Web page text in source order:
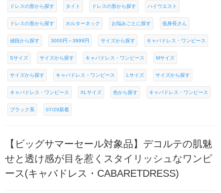
ドレスの形から探す タイト ドレスの形から探す ハイウエスト
ドレスの形から探す ホルターネック お悩みごとに探す 低身長さん
値段から探す 3000円～3999円 サイズから探す キャバドレス・ワンピース
Sサイズ サイズから探す キャバドレス・ワンピース Mサイズ
サイズから探す キャバドレス・ワンピース Lサイズ サイズから探す
キャバドレス・ワンピース XLサイズ 色から探す キャバドレス・ワンピース
ブラック系 07/29新着
【ビッグサマーセール対象品】デコルテの肌魅
せと透け感が目を惹くスタイリッシュなワンピ
ース(キャバドレス・CABARETDRESS)